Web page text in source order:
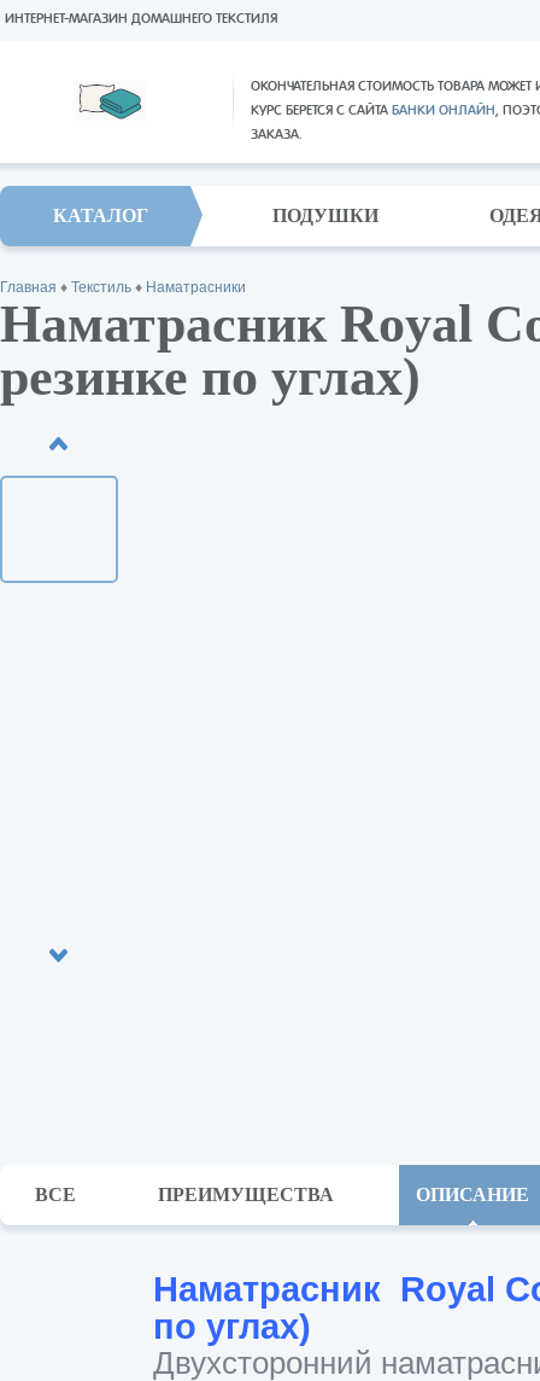
ОКОНЧАТЕЛЬНАЯ СТОИМОСТЬ ТОВАРА
КУРС БЕРЕТСЯ С САЙТА БАНКИ ОНЛАЙН,
ЗАКАЗА.
ИНТЕРНЕТ-МАГАЗИН ДОМАШНЕГО ТЕКСТИЛЯ
КАТАЛОГ ПОДУШКИ
Главная ♦ Текстиль ♦ Наматрасники
Наматрасник Royal
резинке по углах)
ВСЕ ПРЕИМУЩЕСТВА ОПИСАНИЕ
Наматрасник Royal
по углах)
Двухсторонний